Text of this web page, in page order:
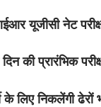
नेट परीक्षा
प्रारंभिक
निकलेंगी ढेरों